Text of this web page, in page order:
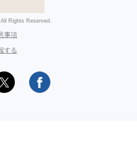
Rights Reserved.
事項
する